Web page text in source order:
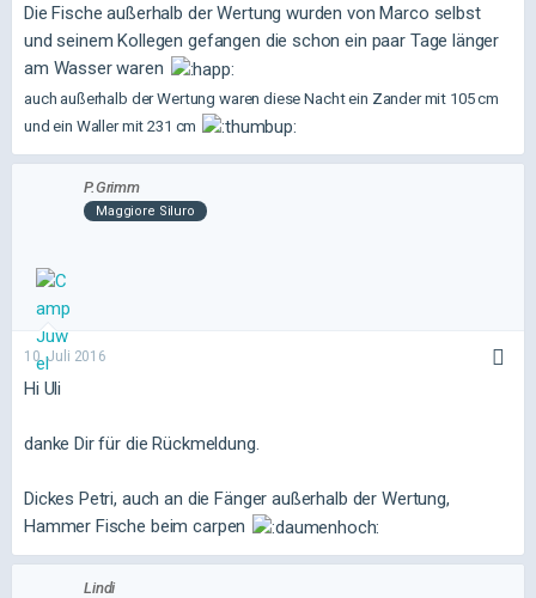
Die Fische außerhalb der Wertung wurden von Marco selbst
und seinem Kollegen gefangen die schon ein paar Tage länger
am Wasser waren
auch außerhalb der Wertung waren diese Nacht ein Zander mit 105 cm
und ein Waller mit 231 cm
P.Grimm
Maggiore Siluro
10. Juli 2016
Hi Uli
danke Dir für die Rückmeldung.
Dickes Petri, auch an die Fänger außerhalb der Wertung,
Hammer Fische beim carpen
Lindi